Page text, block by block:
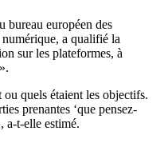
européen des
a qualifié la
sur les plateformes, à
quels étaient les objectifs.
prenantes ‘que pensez-
a-t-elle estimé.